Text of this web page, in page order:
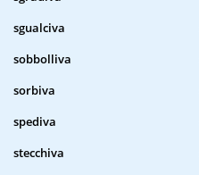
sgualciva
sobbolliva
sorbiva
spediva
stecchiva